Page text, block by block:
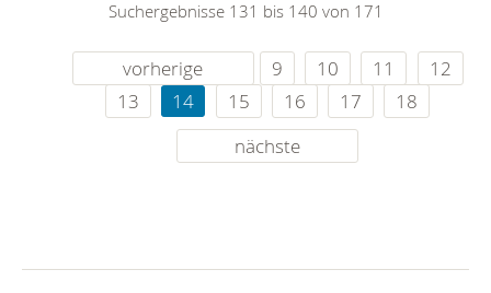
Suchergebnisse 131 bis 140 von 171
vorherige 9 10 11
12
13
14 15 16 17
18
nächste